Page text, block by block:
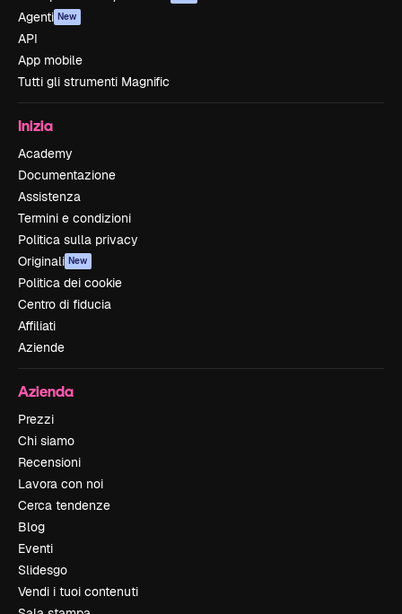
Agenti New
API
App mobile
Tutti gli strumenti Magnific
Inizia
Academy
Documentazione
Assistenza
Termini e condizioni
Politica sulla privacy
Originali New
Politica dei cookie
Centro di fiducia
Affiliati
Aziende
Azienda
Prezzi
Chi siamo
Recensioni
Lavora con noi
Cerca tendenze
Blog
Eventi
Slidesgo
Vendi i tuoi contenuti